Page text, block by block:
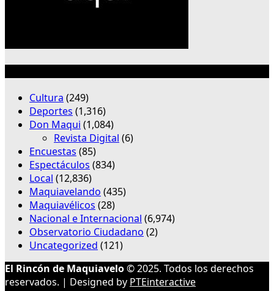
Cultura (249)
Deportes (1,316)
Don Maqui (1,084)
Revista Digital (6)
Encuestas (85)
Espectáculos (834)
Local (12,836)
Maquiavelando (435)
Maquiavélicos (28)
Nacional e Internacional (6,974)
Observatorio Ciudadano (2)
Uncategorized (121)
El Rincón de Maquiavelo© 2025. Todos los derechos
reservados. | Designed by PTEinteractive